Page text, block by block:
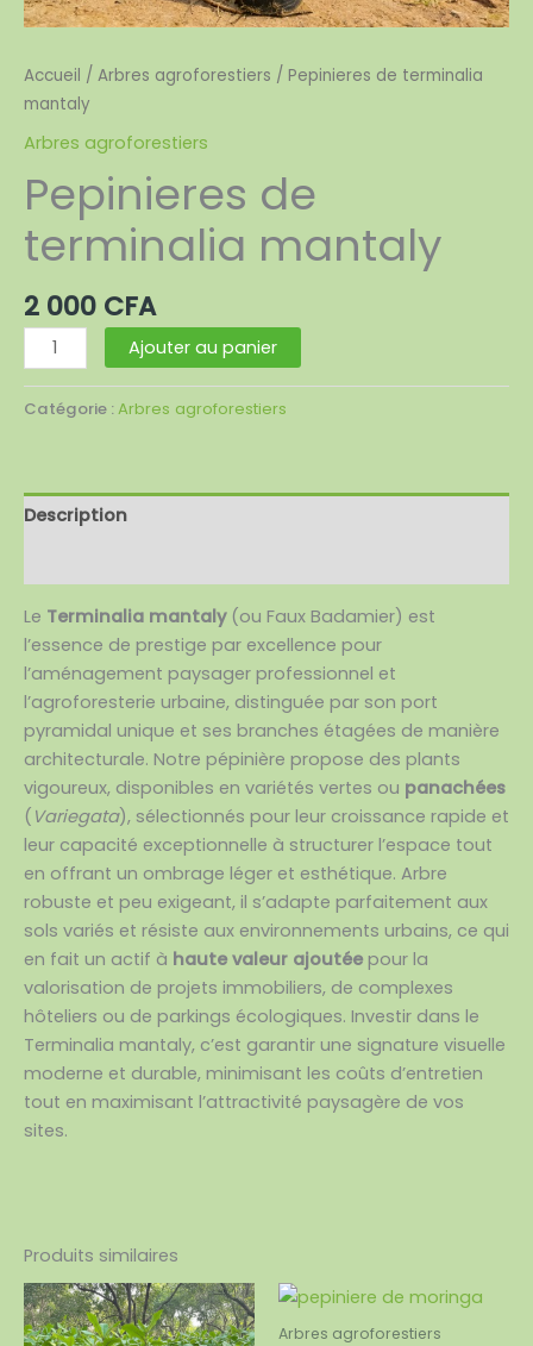
Accueil / Arbres agroforestiers / Pepinieres de terminalia
mantaly
Arbres agroforestiers
Pepinieres de
terminalia mantaly
2 000 CFA
Ajouter au panier
Catégorie :Arbres agroforestiers
Description
Le Terminalia mantaly(ou Faux Badamier) est
l’essence de prestige par excellence pour
l’aménagement paysager professionnel et
l’agroforesterie urbaine, distinguée par son port
pyramidal unique et ses branches étagées de manière
architecturale. Notre pépinière propose des plants
vigoureux, disponibles en variétés vertes ou panachées
( Variegata), sélectionnés pour leur croissance rapide et
leur capacité exceptionnelle à structurer l’espace tout
en offrant un ombrage léger et esthétique. Arbre
robuste et peu exigeant, il s’adapte parfaitement aux
sols variés et résiste aux environnements urbains, ce qui
en fait un actif à haute valeur ajoutée pour la
valorisation de projets immobiliers, de complexes
hôteliers ou de parkings écologiques. Investir dans le
Terminalia mantaly, c’est garantir une signature visuelle
moderne et durable, minimisant les coûts d’entretien
tout en maximisant l’attractivité paysagère de vos
sites.
Produits similaires
Arbres agroforestiers